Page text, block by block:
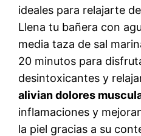
ideales para relajarte
Llena tu bañera con
media taza de sal
20 minutos para
desintoxicantes y
alivian dolores
inflamaciones y
la piel gracias a su